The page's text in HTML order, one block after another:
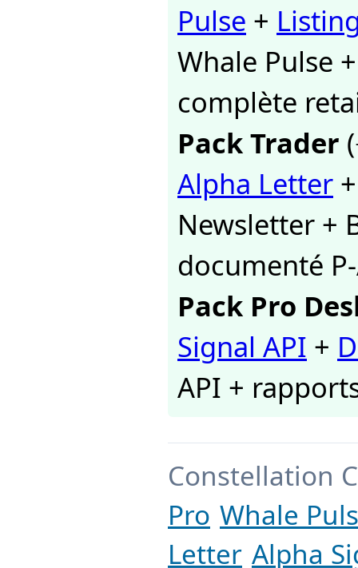
Pulse +
Whale Pulse
complète
Pack Trader
Alpha Letter
Newsletter +
documenté
Pack Pro
Signal API +
API +
Constellation
Pro Whale
Letter Alpha